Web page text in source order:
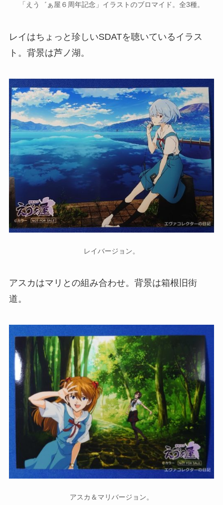
「えう゛ぁ屋６周年記念」イラストのブロマイド。全3種。
レイはちょっと珍しいSDATを聴いているイラス
ト。背景は芦ノ湖。
レイバージョン。
アスカはマリとの組み合わせ。背景は箱根旧街
道。
アスカ＆マリバージョン。